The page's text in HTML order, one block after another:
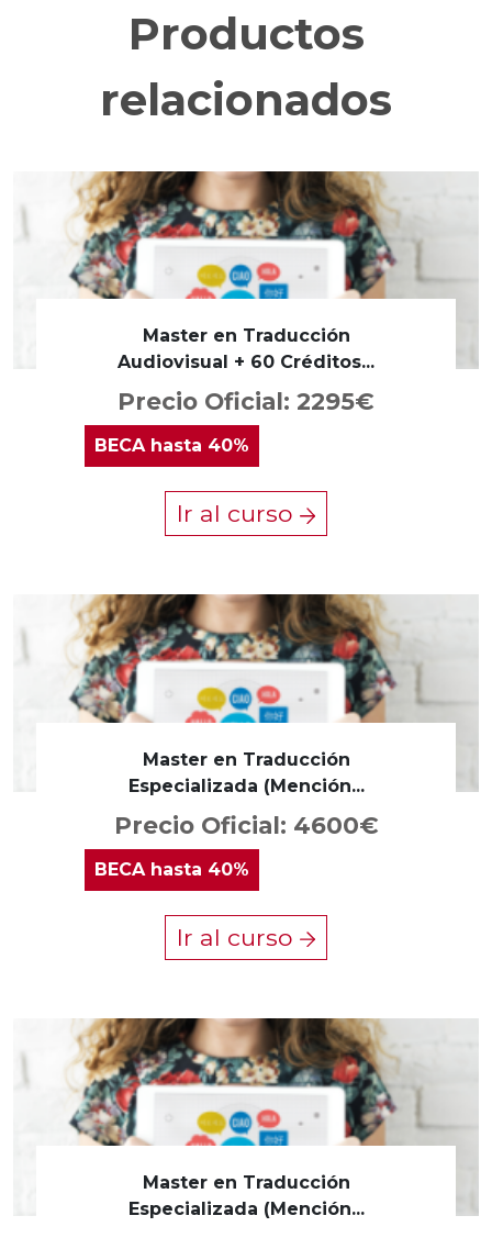
Productos
relacionados
Master en Traducción
Audiovisual + 60 Créditos...
Precio Oficial: 2295€
BECAhasta 40%
Ir al curso
Master en Traducción
Especializada (Mención...
Precio Oficial: 4600€
BECA hasta 40%
Ir al curso
Master en Traducción
Especializada (Mención...